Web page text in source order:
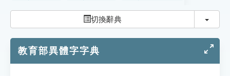
貓頭鷹博士
切換辭典 切換
教育部異體字字典